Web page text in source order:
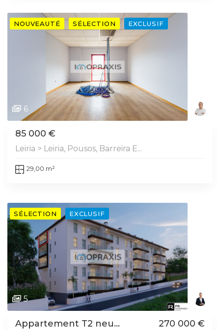
NOUVEAUTÉ SÉLECTION EXCLUSIF
6
85 000 €
Leiria > Leiria, Pousos, Barreira E...
29,00 m²
SÉLECTION EXCLUSIF
5
Appartement T2 neu... 270 000 €